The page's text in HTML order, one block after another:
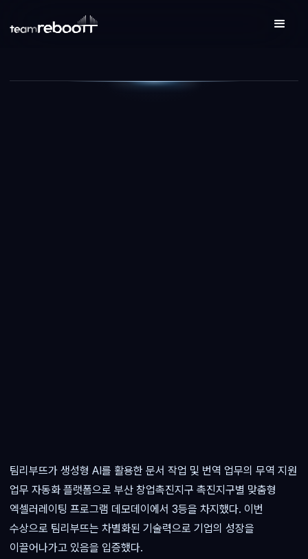
팀리부뜨가 생성형 AI를 활용한 문서 작업 및 번역 업무의 무역 지원
업무 자동화 플랫폼으로 부산 창업촉진지구 촉진지구별 맞춤형
엑셀러레이팅 프로그램 데모데이에서 3등을 차지했다. 이번
수상으로 팀리부뜨는 차별화된 기술력으로 기업의 성장을
이끌어나가고 있음을 입증했다.